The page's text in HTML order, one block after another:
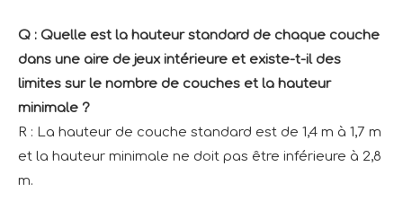
Q : Quelle est la hauteur standard de chaque couche
dans une aire de jeux intérieure et existe-t-il des
limites sur le nombre de couches et la hauteur
minimale ?
R : La hauteur de couche standard est de 1,4 m à 1,7 m
et la hauteur minimale ne doit pas être inférieure à 2,8
m.